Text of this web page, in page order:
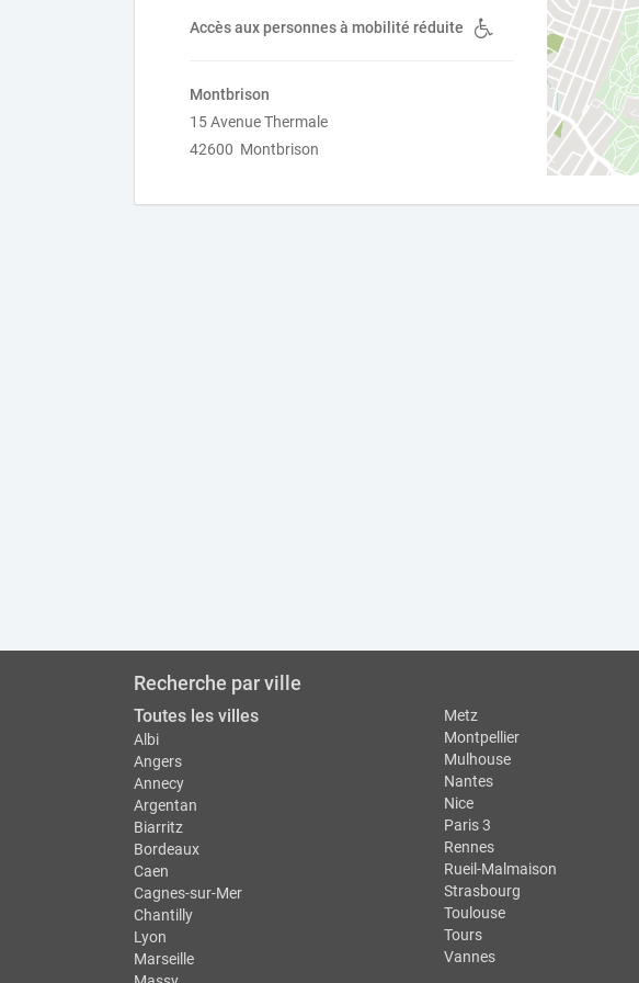
Accès aux personnes à mobilité réduite
Montbrison
15 Avenue Thermale
42600 Montbrison
Recherche par ville
Toutes les villes
Albi
Angers
Annecy
Argentan
Biarritz
Bordeaux
Caen
Cagnes-sur-Mer
Chantilly
Lyon
Marseille
Metz
Montpellier
Mulhouse
Nantes
Nice
Paris 3
Rennes
Rueil-Malmaison
Strasbourg
Toulouse
Tours
Vannes